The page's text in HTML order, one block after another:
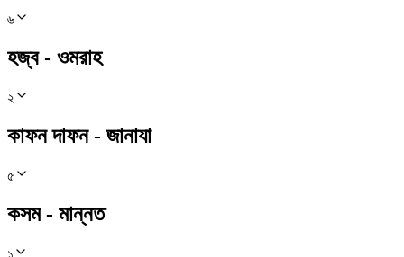
৬
হজ্ব - ওমরাহ
২
কাফন দাফন - জানাযা
৫
কসম - মান্নত
১